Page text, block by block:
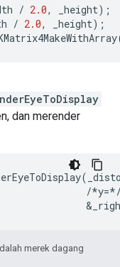
/ 2.0, _height);
/ 2.0, _height);
dan merender
/
merek dagang